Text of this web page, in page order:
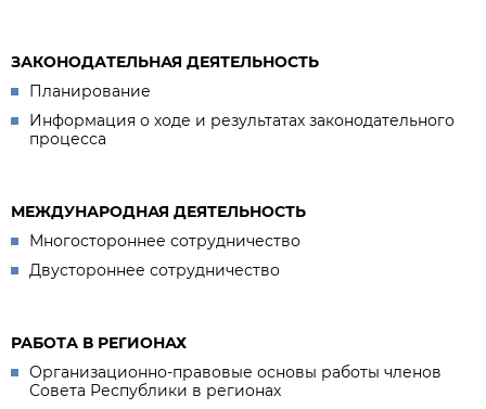
ЗАКОНОДАТЕЛЬНАЯ ДЕЯТЕЛЬНОСТЬ
Планирование
Информация о ходе и результатах законодательного
процесса
МЕЖДУНАРОДНАЯ ДЕЯТЕЛЬНОСТЬ
Многостороннее сотрудничество
Двустороннее сотрудничество
РАБОТА В РЕГИОНАХ
Организационно-правовые основы работы членов
Совета Республики в регионах